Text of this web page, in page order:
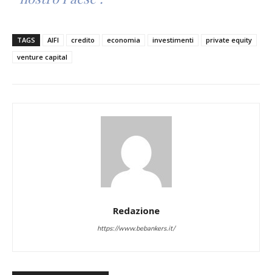
TAGS AIFI credito economia investimenti
private equity
venture capital
Redazione
https://www.bebankers.it/